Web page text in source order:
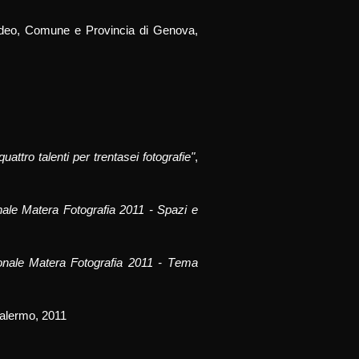
Comune e Provincia di Genova,
talenti per trentasei fotografie",
Matera Fotografia 2011 -Spazi e
Matera Fotografia 2011 - Tema
2011